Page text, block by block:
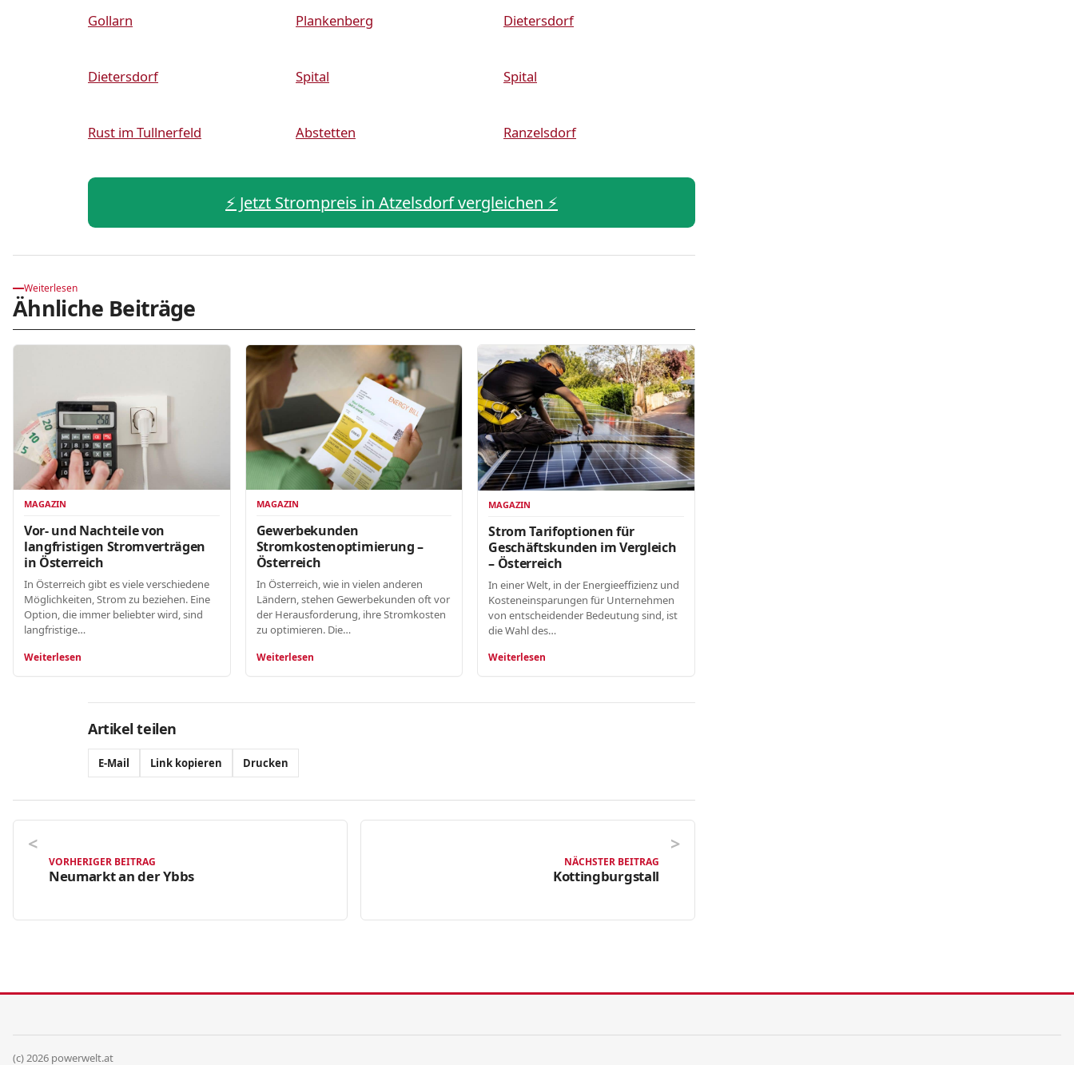
Gollarn Plankenberg Dietersdorf
Dietersdorf Spital Spital
Rust im Tullnerfeld Abstetten Ranzelsdorf
⚡️ Jetzt Strompreis in Atzelsdorf vergleichen ⚡️
Weiterlesen
Ähnliche Beiträge
MAGAZIN
Vor- und Nachteile von
langfristigen Stromverträgen
in Österreich
In Österreich gibt es viele verschiedene
Möglichkeiten, Strom zu beziehen. Eine
Option, die immer beliebter wird, sind
langfristige…
Weiterlesen
MAGAZIN
Gewerbekunden
Stromkostenoptimierung –
Österreich
In Österreich, wie in vielen anderen
Ländern, stehen Gewerbekunden oft vor
der Herausforderung, ihre Stromkosten
zu optimieren. Die…
Weiterlesen
MAGAZIN
Strom Tarifoptionen für
Geschäftskunden im Vergleich
– Österreich
In einer Welt, in der Energieeffizienz und
Kosteneinsparungen für Unternehmen
von entscheidender Bedeutung sind, ist
die Wahl des…
Weiterlesen
Artikel teilen
E-Mail Link kopieren Drucken
VORHERIGER BEITRAG
Neumarkt an der Ybbs
NÄCHSTER BEITRAG
Kottingburgstall
(c) 2026 powerwelt.at